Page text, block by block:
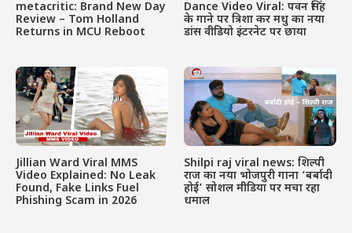
metacritic: Brand New Day
Review – Tom Holland
Returns in MCU Reboot
Dance Video Viral: पवन सिंह
के गाने पर त्रिशा कर मधु का नया
डांस वीडियो इंटरनेट पर छाया
Jillian Ward Viral MMS
Video Explained: No Leak
Found, Fake Links Fuel
Phishing Scam in 2026
Shilpi raj viral news: शिल्पी
राज का नया भोजपुरी गाना ‘बर्बादी
होई’ सोशल मीडिया पर मचा रहा
धमाल